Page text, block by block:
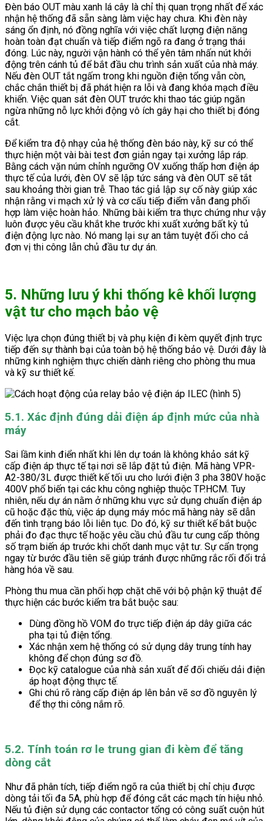
Đèn báo OUT màu xanh lá cây là chỉ thị quan trọng nhất để xác
nhận hệ thống đã sẵn sàng làm việc hay chưa. Khi đèn này
sáng ổn định, nó đồng nghĩa với việc chất lượng điện năng
hoàn toàn đạt chuẩn và tiếp điểm ngõ ra đang ở trạng thái
đóng. Lúc này, người vận hành có thể yên tâm nhấn nút khởi
động trên cánh tủ để bắt đầu chu trình sản xuất của nhà máy.
Nếu đèn OUT tắt ngấm trong khi nguồn điện tổng vẫn còn,
chắc chắn thiết bị đã phát hiện ra lỗi và đang khóa mạch điều
khiển. Việc quan sát đèn OUT trước khi thao tác giúp ngăn
ngừa những nỗ lực khởi động vô ích gây hại cho thiết bị đóng
cắt.
Để kiểm tra độ nhạy của hệ thống đèn báo này, kỹ sư có thể
thực hiện một vài bài test đơn giản ngay tại xưởng lắp ráp.
Bằng cách vặn núm chỉnh ngưỡng OV xuống thấp hơn điện áp
thực tế của lưới, đèn OV sẽ lập tức sáng và đèn OUT sẽ tắt
sau khoảng thời gian trễ. Thao tác giả lập sự cố này giúp xác
nhận rằng vi mạch xử lý và cơ cấu tiếp điểm vẫn đang phối
hợp làm việc hoàn hảo. Những bài kiểm tra thực chứng như vậy
luôn được yêu cầu khắt khe trước khi xuất xưởng bất kỳ tủ
điện động lực nào. Nó mang lại sự an tâm tuyệt đối cho cả
đơn vị thi công lẫn chủ đầu tư dự án.
5. Những lưu ý khi thống kê khối lượng
vật tư cho mạch bảo vệ
Việc lựa chọn đúng thiết bị và phụ kiện đi kèm quyết định trực
tiếp đến sự thành bại của toàn bộ hệ thống bảo vệ. Dưới đây là
những kinh nghiệm thực chiến dành riêng cho phòng thu mua
và kỹ sư thiết kế.
5.1. Xác định đúng dải điện áp định mức của nhà
máy
Sai lầm kinh điển nhất khi lên dự toán là không khảo sát kỹ
cấp điện áp thực tế tại nơi sẽ lắp đặt tủ điện. Mã hàng VPR-
A2-380/3L được thiết kế tối ưu cho lưới điện 3 pha 380V hoặc
400V phổ biến tại các khu công nghiệp thuộc TP.HCM. Tuy
nhiên, nếu dự án nằm ở những khu vực sử dụng chuẩn điện áp
cũ hoặc đặc thù, việc áp dụng máy móc mã hàng này sẽ dẫn
đến tình trạng báo lỗi liên tục. Do đó, kỹ sư thiết kế bắt buộc
phải đo đạc thực tế hoặc yêu cầu chủ đầu tư cung cấp thông
số trạm biến áp trước khi chốt danh mục vật tư. Sự cẩn trọng
ngay từ bước đầu tiên sẽ giúp tránh được những rắc rối đổi trả
hàng hóa về sau.
Phòng thu mua cần phối hợp chặt chẽ với bộ phận kỹ thuật để
thực hiện các bước kiểm tra bắt buộc sau:
Dùng đồng hồ VOM đo trực tiếp điện áp dây giữa các
pha tại tủ điện tổng.
Xác nhận xem hệ thống có sử dụng dây trung tính hay
không để chọn đúng sơ đồ.
Đọc kỹ catalogue của nhà sản xuất để đối chiếu dải điện
áp hoạt động thực tế.
Ghi chú rõ ràng cấp điện áp lên bản vẽ sơ đồ nguyên lý
để thợ thi công nắm rõ.
5.2. Tính toán rơ le trung gian đi kèm để tăng
dòng cắt
Như đã phân tích, tiếp điểm ngõ ra của thiết bị chỉ chịu được
dòng tải tối đa 5A, phù hợp để đóng cắt các mạch tín hiệu nhỏ.
Nếu tủ điện sử dụng các contactor tổng có công suất cuộn hút